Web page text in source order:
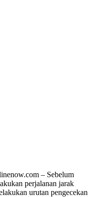
– Sebelum
perjalanan jarak
urutan pengecekan